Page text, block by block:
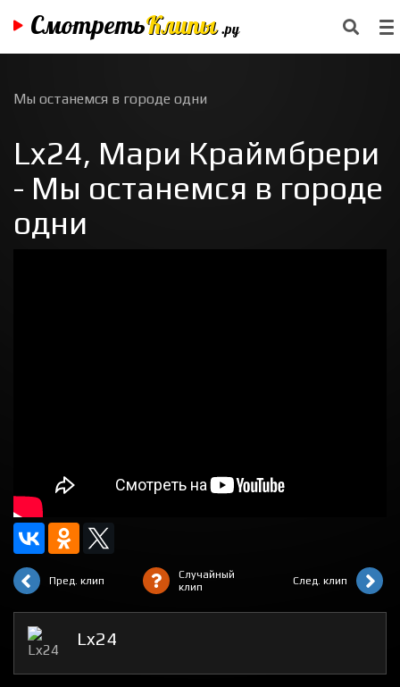
СмотретьКлипы .ру
Мы останемся в городе одни
Lx24, Мари Краймбрери
- Мы останемся в городе
одни
Пред. клип
Случайный
клип
След. клип
Lx24